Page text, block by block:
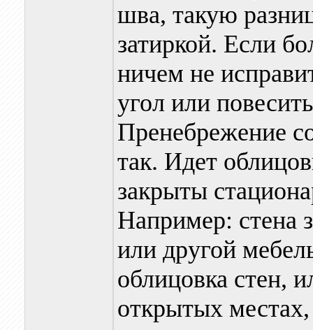
шва, такую
затиркой. Если
ничем не
угол или
Пренебрежение
так. Идет
закрыты
Например: стена
или другой
облицовка стен,
открытых